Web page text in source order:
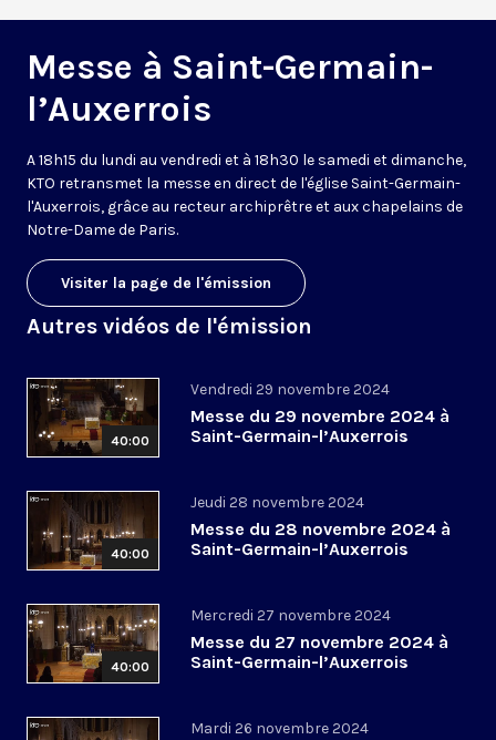
Messe à Saint-Germain-
l’Auxerrois
A 18h15 du lundi au vendredi et à 18h30 le samedi et dimanche,
KTO retransmet la messe en direct de l'église Saint-Germain-
l'Auxerrois, grâce au recteur archiprêtre et aux chapelains de
Notre-Dame de Paris.
Visiter la page de l'émission
Autres vidéos de l'émission
40:00
Vendredi 29 novembre 2024
Messe du 29 novembre 2024 à
Saint-Germain-l’Auxerrois
40:00
Jeudi 28 novembre 2024
Messe du 28 novembre 2024 à
Saint-Germain-l’Auxerrois
40:00
Mercredi 27 novembre 2024
Messe du 27 novembre 2024 à
Saint-Germain-l’Auxerrois
Mardi 26 novembre 2024